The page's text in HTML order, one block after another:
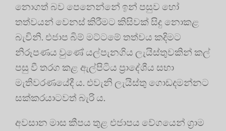
නොගත් බව පෙනෙන්නේ ඉන් පසුව හෝ
තත්වයන් වෙනස් කිරීමට කිසිවක් සිදු නොකළ
බැවිනි. එජාප බිම් මට්ටමේ තත්වය කදිමට
නිරූපණය වුණේ යල්පැනගිය ලැයිස්තුවකින් කල්
පසු වී තරග කළ ඇල්පිටිය ප්‍රාදේශීය සභා
මැතිවරණයේදී ය. එවැනි ලැයිස්තු ගොඩදමන්නට
සක්කරයාටවත් බැරි ය.
අවසාන මාස කීපය තුළ එජාපය වේගයෙන් ග්‍රාම